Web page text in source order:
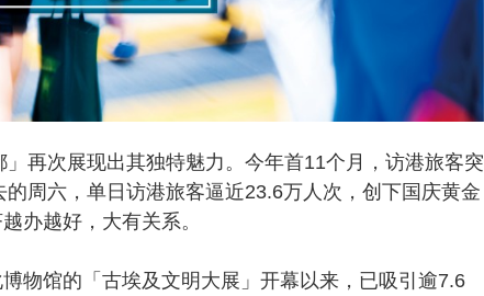
次展现出其独特魅力。今年首11个月，访港旅客突
周六，单日访港旅客逼近23.6万人次，创下国庆黄金
办越好，大有关系。
馆的「古埃及文明大展」开幕以来，已吸引逾7.6